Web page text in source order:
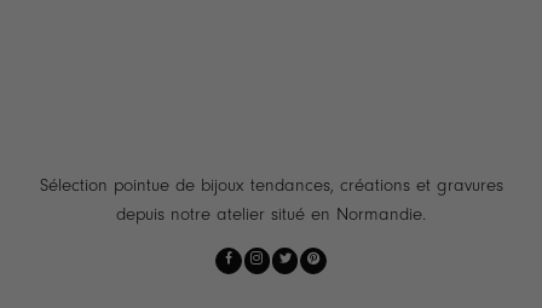
Sélection pointue de bijoux tendances, créations et gravures
depuis notre atelier situé en Normandie.